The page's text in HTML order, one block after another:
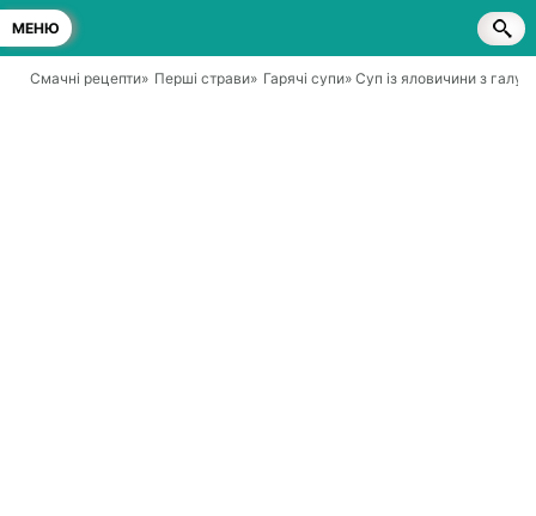
МЕНЮ
Смачні рецепти» Перші страви» Гарячі супи» Суп із яловичини з